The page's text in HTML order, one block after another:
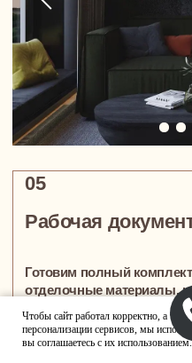
Сколько стоит
проект?
Цена — фиксированная: 6 500 ₽
входит полный цикл:
Чтобы сайт работал корректно, а
персонализации сервисов, мы
вы соглашаетесь с их